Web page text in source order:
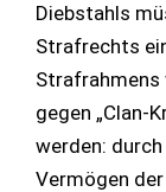
Diebstahls
Strafrechts
Strafrahmens
gegen „Clan-
werden:
Vermögen